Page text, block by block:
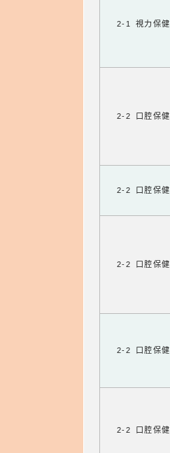
2-1 視力保健
2-2 口腔保健
2-2 口腔保健
2-2 口腔保健
2-2 口腔保健
2-2 口腔保健